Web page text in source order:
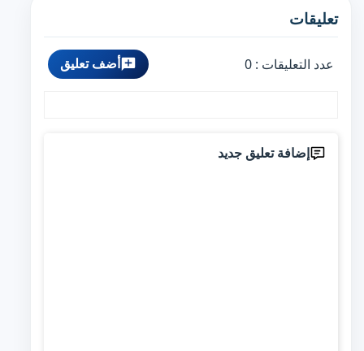
تعليقات
عدد التعليقات : 0 أضف تعليق
إضافة تعليق جديد